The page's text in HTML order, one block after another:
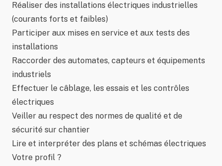
Réaliser des installations électriques industrielles
(courants forts et faibles)
Participer aux mises en service et aux tests des
installations
Raccorder des automates, capteurs et équipements
industriels
Effectuer le câblage, les essais et les contrôles
électriques
Veiller au respect des normes de qualité et de
sécurité sur chantier
Lire et interpréter des plans et schémas électriques
Votre profil ?